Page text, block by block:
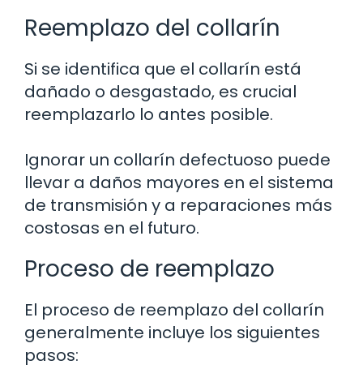
Reemplazo del collarín
Si se identifica que el collarín está
dañado o desgastado, es crucial
reemplazarlo lo antes posible.
Ignorar un collarín defectuoso puede
llevar a daños mayores en el sistema
de transmisión y a reparaciones más
costosas en el futuro.
Proceso de reemplazo
El proceso de reemplazo del collarín
generalmente incluye los siguientes
pasos: